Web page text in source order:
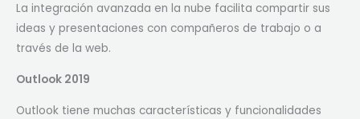
La integración avanzada en la nube facilita compartir sus
ideas y presentaciones con compañeros de trabajo o a
través de la web.
Outlook 2019
Outlook tiene muchas características y funcionalidades